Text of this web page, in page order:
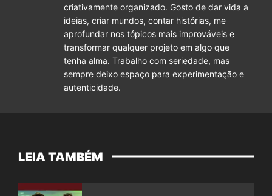
criativamente organizado. Gosto de dar vida a
ideias, criar mundos, contar histórias, me
aprofundar nos tópicos mais improváveis e
transformar qualquer projeto em algo que
tenha alma. Trabalho com seriedade, mas
sempre deixo espaço para experimentação e
autenticidade.
LEIA TAMBÉM